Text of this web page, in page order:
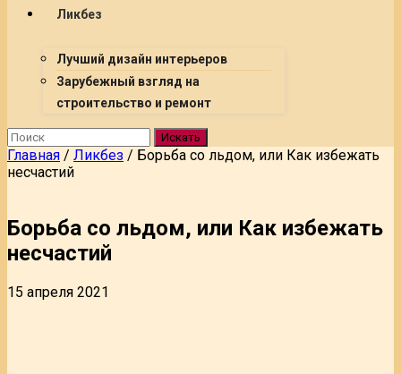
Ликбез
Лучший дизайн интерьеров
Зарубежный взгляд на
строительство и ремонт
Искать
Главная / Ликбез / Борьба со льдом, или Как избежать
несчастий
Борьба со льдом, или Как избежать
несчастий
15 апреля 2021